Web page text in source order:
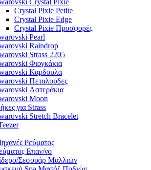
Crystal Pixie
Crystal Pixie Petite
Crystal Pixie Edge
Crystal Pixie Προσφορές
Pearl
Raindrop
Strass 2205
Φιογκάκια
Καρδουλα
Πεταλουδες
Αστεράκια
Moon
για Strass
Stretch Bracelet
Ρεύματος
Επαν/νο
Σεσουάρ Μαλλιών